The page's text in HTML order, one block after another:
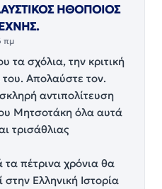
ΗΘΟΠΟΙΟΣ
πμ
τα σχόλια, την κριτική
του. Απολαύστε τον.
αντιπολίτευση
Μητσοτάκη όλα αυτά
τρισάθλιας
πέτρινα χρόνια θα
στην Ελληνική Ιστορία